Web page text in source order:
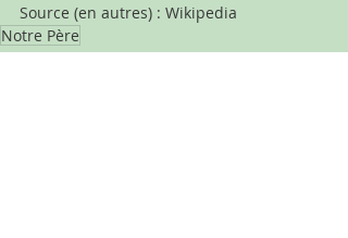
Source (en autres) : Wikipedia
Notre Père